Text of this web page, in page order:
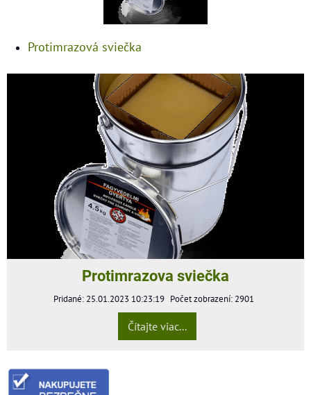
Protimrazová sviečka
Protimrazova sviečka
Pridané: 25.01.2023 10:23:19 Počet zobrazení: 2901
Čítajte viac...